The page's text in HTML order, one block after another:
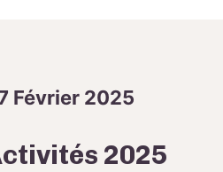
Février 2025
2025